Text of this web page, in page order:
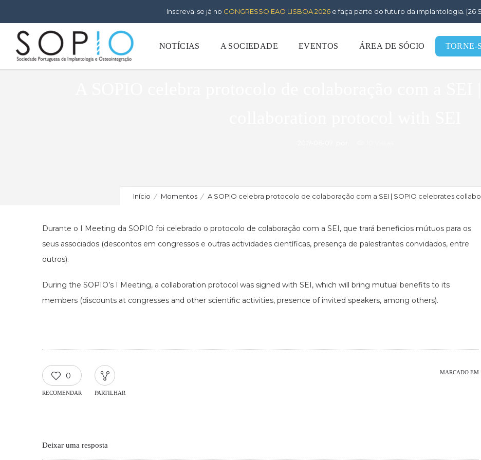
Inscreva-se já no CONGRESSO EAO LISBOA 2026e faça parte do futuro da implantologia. [26
NOTÍCIAS A SOCIEDADE EVENTOS ÁREA DE SÓCIO TORNE-
Início Momentos A SOPIO celebra protocolo de colaboração com a SEI | SOPIO celebrates
Durante o I Meeting da SOPIO foi celebrado o protocolo de colaboração com a SEI, que trará beneficios mútuos para os
seus associados (descontos em congressos e outras actividades científicas, presença de palestrantes convidados, entre
outros).
During the SOPIO’s I Meeting, a collaboration protocol was signed with SEI, which will bring mutual benefits to its
members (discounts at congresses and other scientific activities, presence of invited speakers, among others).
0
RECOMENDAR PARTILHAR
MARCADO EM
Deixar uma resposta